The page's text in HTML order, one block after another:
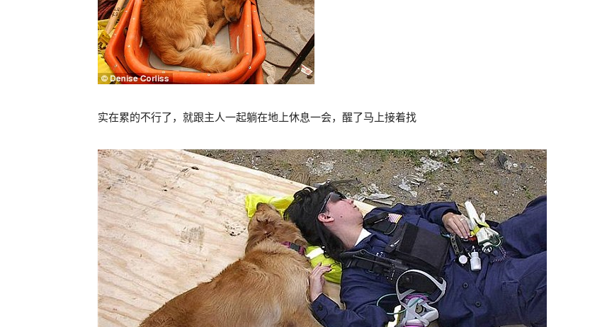
实在累的不行了，就跟主人一起躺在地上休息一会，醒了马上接着找